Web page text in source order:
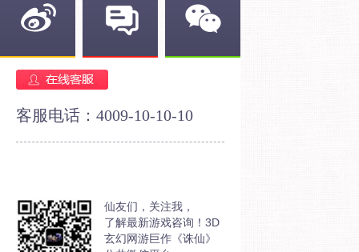
客服电话：4009-10-10-10
仙友们，关注我，
了解最新游戏咨询！3D
玄幻网游巨作《诛仙》